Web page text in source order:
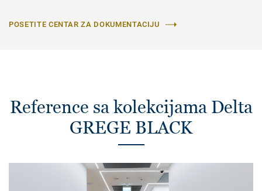
POSETITE CENTAR ZA DOKUMENTACIJU
Reference sa kolekcijama Delta
GREGE BLACK